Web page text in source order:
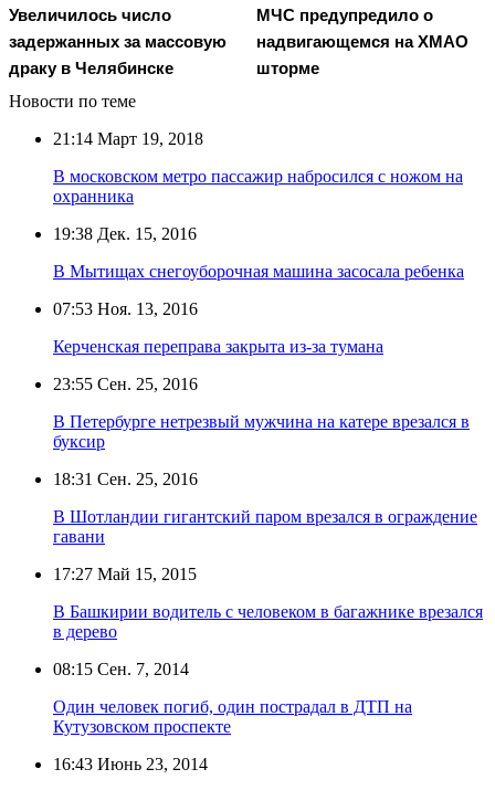
Увеличилось число
задержанных за массовую
драку в Челябинске
МЧС предупредило о
надвигающемся на ХМАО
шторме
Новости по теме
21:14 Март 19, 2018
В московском метро пассажир набросился с ножом на
охранника
19:38 Дек. 15, 2016
В Мытищах снегоуборочная машина засосала ребенка
07:53 Ноя. 13, 2016
Керченская переправа закрыта из-за тумана
23:55 Сен. 25, 2016
В Петербурге нетрезвый мужчина на катере врезался в
буксир
18:31 Сен. 25, 2016
В Шотландии гигантский паром врезался в ограждение
гавани
17:27 Май 15, 2015
В Башкирии водитель с человеком в багажнике врезался
в дерево
08:15 Сен. 7, 2014
Один человек погиб, один пострадал в ДТП на
Кутузовском проспекте
16:43 Июнь 23, 2014